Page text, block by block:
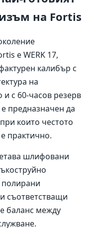
на Fortis
е WERK 17,
калибър с
на
с 60-часов резерв
предназначен да
които честото
практично.
шлифовани
съответстващи
баланс между